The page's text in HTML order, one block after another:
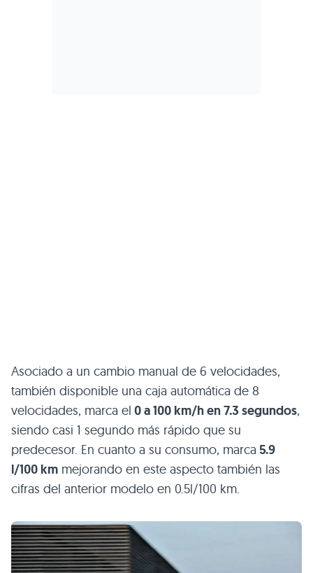
Asociado a un cambio manual de 6 velocidades,
también disponible una caja automática de 8
velocidades, marca el 0 a 100 km/h en 7.3 segundos,
siendo casi 1 segundo más rápido que su
predecesor. En cuanto a su consumo, marca 5.9
l/100 km mejorando en este aspecto también las
cifras del anterior modelo en 0.5l/100 km.